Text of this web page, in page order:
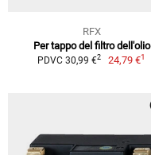
RFX
Per tappo del filtro dell'olio
PDVC 30,99 €2 24,79 €1